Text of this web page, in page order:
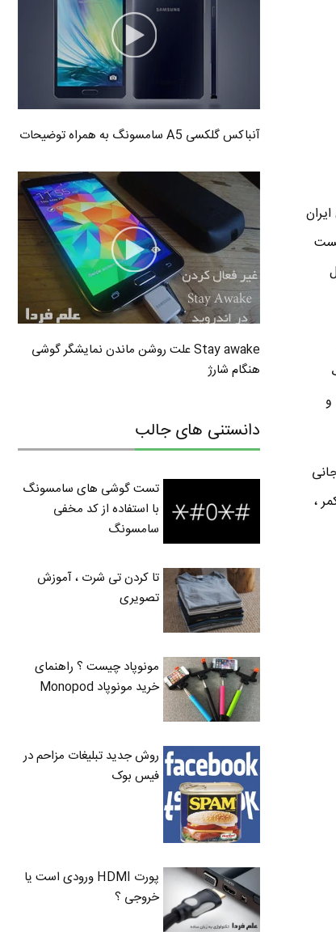
،
آنباکس گلکسی A5 سامسونگ به همراه توضیحات
Stay awake علت روشن ماندن نمایشگر گوشی
هنگام شارژ
دانستنی های جالب
تست گوشی های سامسونگ
با استفاده از کد مخفی
سامسونگ
تا کردن تی شرت ، آموزش
تصویری
مونوپاد چیست ؟ راهنمای
خرید مونوپاد Monopod
روش جدید تبلیغات مزاحم در
فیس بوک
پورت HDMI ورودی است یا
خروجی ؟